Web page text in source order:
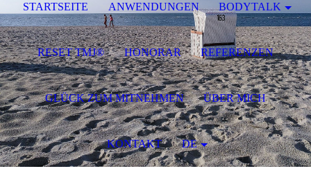
STARTSEITE ANWENDUNGEN BODYTALK
RESET TMJ® HONORAR REFERENZEN
GLÜCK ZUM MITNEHMEN ÜBER MICH
KONTAKT DE